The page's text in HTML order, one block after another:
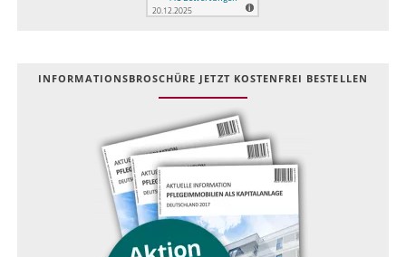
INFOR­MATIONS­BROSCHÜRE JETZT KOSTEN­FREI BESTELLEN